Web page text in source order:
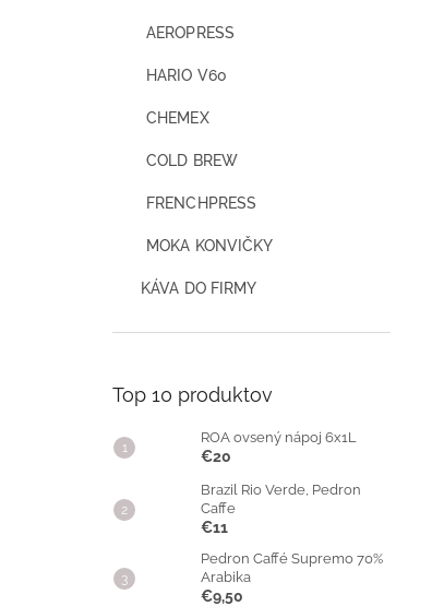
AEROPRESS
HARIO V60
CHEMEX
COLD BREW
FRENCHPRESS
MOKA KONVIČKY
KÁVA DO FIRMY
Top 10 produktov
ROA ovsený nápoj 6x1L
€20
Brazil Rio Verde, Pedron
Caffe
€11
Pedron Caffé Supremo 70%
Arabika
€9,50